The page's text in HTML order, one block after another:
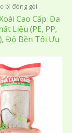
bì đóng gói
Cao Cấp: Đa
Liệu (PE, PP,
Độ Bền Tối Ưu